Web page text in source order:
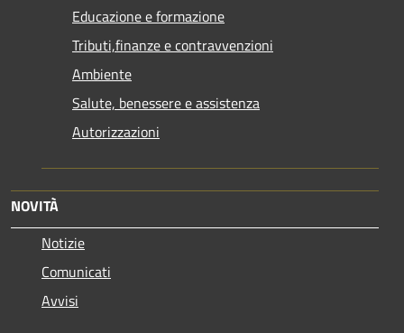
Educazione e formazione
Tributi,finanze e contravvenzioni
Ambiente
Salute, benessere e assistenza
Autorizzazioni
NOVITÀ
Notizie
Comunicati
Avvisi